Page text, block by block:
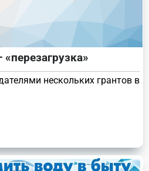
нескольких грантов в